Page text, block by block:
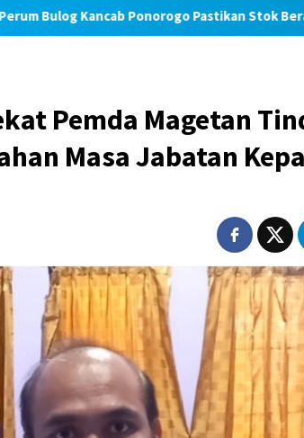
Ponorogo Pastikan Stok Beras di Magetan
Pemda Magetan
Masa Jabatan